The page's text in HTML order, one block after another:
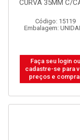
CURVA 35MM C/
Código: 15119
Embalagem:
Faça seu login ou
cadastre-se para
preços e